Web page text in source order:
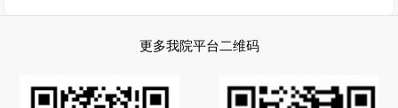
更多我院平台二维码